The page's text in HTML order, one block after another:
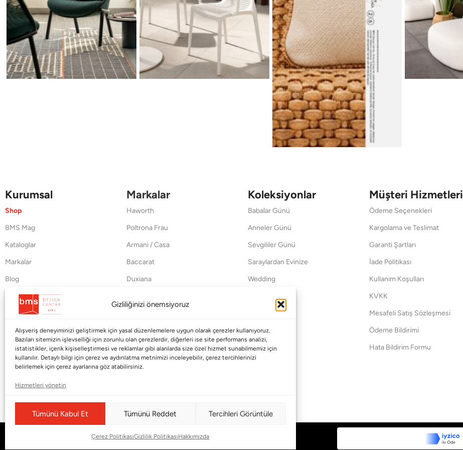
Gizliliğinizi önemsiyoruz
Alışveriş deneyiminizi geliştirmek için yasal düzenlemelere uygun olarak çerezler kullanıyoruz.
Bazıları sitemizin işlevselliği için zorunlu olan çerezlerdir, diğerleri ise site performans analizi,
istatistikler, içerik kişiselleştirmesi ve reklamlar gibi alanlarda size özel hizmet sunabilmemiz için
kullanılır. Detaylı bilgi için çerez ve aydınlatma metnimizi inceleyebilir, çerez tercihlerinizi
belirlemek için çerez ayarlarına göz atabilirsiniz.
Hizmetleri yönetin
Tümünü Kabul Et Tümünü Reddet Tercihleri Görüntüle
Çerez PolitikasıGizlilik PolitikasıHakkımızda
Kurumsal
Shop
BMS Mag
Kataloglar
Markalar
Blog
Hakkımızda
İletişim
Markalar
Haworth
Poltrona Frau
Armani / Casa
Baccarat
Duxiana
Koleksiyonlar
Babalar Günü
Anneler Günü
Sevgililer Günü
Saraylardan Evinize
Wedding
Yat
Müşteri Hizmetleri
Ödeme Seçenekleri
Kargolama ve Teslimat
Garanti Şartları
İade Politikası
Kullanım Koşulları
KVKK
Mesafeli Satış Sözleşmesi
Ödeme Bildirimi
Hata Bildirim Formu
BMS DESIGN CENTER